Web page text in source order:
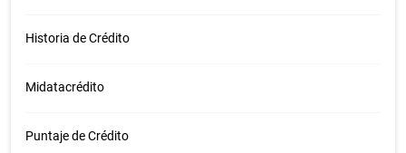
Historia de Crédito
Midatacrédito
Puntaje de Crédito